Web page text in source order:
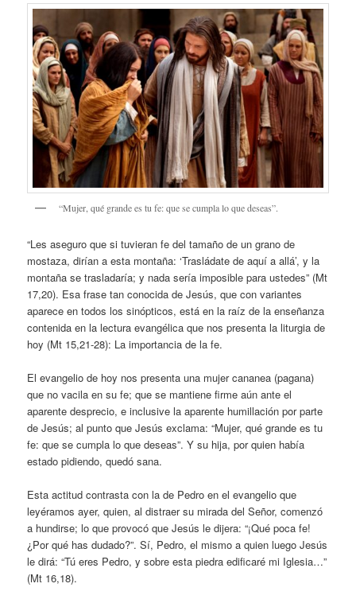
“Mujer, qué grande es tu fe: que se cumpla lo que deseas”.
“Les aseguro que si tuvieran fe del tamaño de un grano de
mostaza, dirían a esta montaña: ‘Trasládate de aquí a allá’, y la
montaña se trasladaría; y nada sería imposible para ustedes” (Mt
17,20). Esa frase tan conocida de Jesús, que con variantes
aparece en todos los sinópticos, está en la raíz de la enseñanza
contenida en la lectura evangélica que nos presenta la liturgia de
hoy (Mt 15,21-28): La importancia de la fe.
El evangelio de hoy nos presenta una mujer cananea (pagana)
que no vacila en su fe; que se mantiene firme aún ante el
aparente desprecio, e inclusive la aparente humillación por parte
de Jesús; al punto que Jesús exclama: “Mujer, qué grande es tu
fe: que se cumpla lo que deseas”. Y su hija, por quien había
estado pidiendo, quedó sana.
Esta actitud contrasta con la de Pedro en el evangelio que
leyéramos ayer, quien, al distraer su mirada del Señor, comenzó
a hundirse; lo que provocó que Jesús le dijera: “¡Qué poca fe!
¿Por qué has dudado?”. Sí, Pedro, el mismo a quien luego Jesús
le dirá: “Tú eres Pedro, y sobre esta piedra edificaré mi Iglesia…”
(Mt 16,18).